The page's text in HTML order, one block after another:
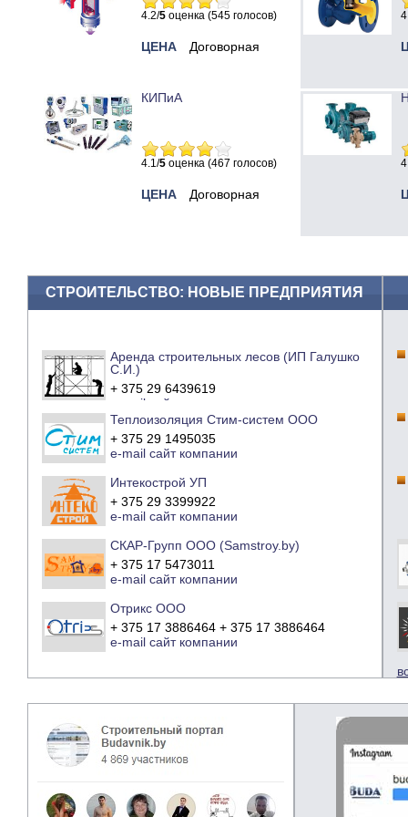
4.2/5 оценка (545 голосов)
ЦЕНА Договорная
КИПиА
4.1/5 оценка (467 голосов)
ЦЕНА Договорная
СТРОИТЕЛЬСТВО: НОВЫЕ ПРЕДПРИЯТИЯ
Аренда строительных лесов (ИП Галушко
С.И.)
+ 375 29 6439619
e-mail
сайт компании
Теплоизоляция Стим-систем ООО
+ 375 29 1495035
e-mail сайт компании
Интекострой УП
+ 375 29 3399922
e-mail сайт компании
СКАР-Групп ООО (Samstroy.by)
+ 375 17 5473011
e-mail сайт компании
Отрикс ООО
+ 375 17 3886464 + 375 17 3886464
e-mail сайт компании